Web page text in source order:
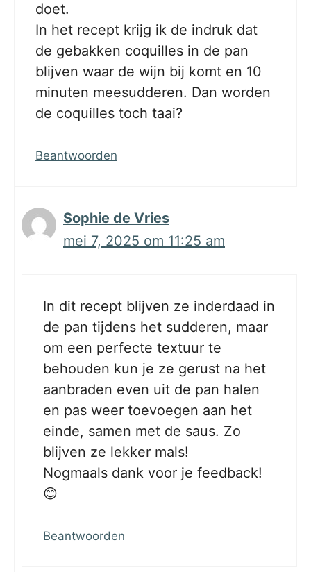
doet.
In het recept krijg ik de indruk dat
de gebakken coquilles in de pan
blijven waar de wijn bij komt en 10
minuten meesudderen. Dan worden
de coquilles toch taai?
Beantwoorden
Sophie de Vries
mei 7, 2025 om 11:25 am
In dit recept blijven ze inderdaad in
de pan tijdens het sudderen, maar
om een perfecte textuur te
behouden kun je ze gerust na het
aanbraden even uit de pan halen
en pas weer toevoegen aan het
einde, samen met de saus. Zo
blijven ze lekker mals!
Nogmaals dank voor je feedback!
😊
Beantwoorden